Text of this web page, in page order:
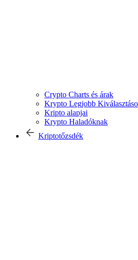
Crypto Charts és árak
Krypto Legjobb
Kripto alapjai
Krypto Haladóknak
Kriptotőzsdék